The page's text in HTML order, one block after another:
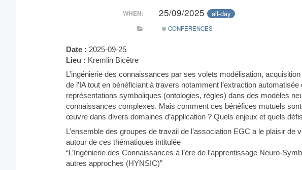
WHEN: 25/09/2025 all-day
CONFERENCES
Date : 2025-09-25
Lieu : Kremlin Bicêtre
L’ingénierie des connaissances par ses volets modélisation,
de l’IA tout en bénéficiant à travers notamment l’extraction
représentations symboliques (ontologies, règles) dans des modèles
connaissances complexes. Mais comment ces bénéfices mutuels
œuvre dans divers domaines d’application ? Quels enjeux et quels
L’ensemble des groupes de travail de l’association EGC a le plaisir de
autour de ces thématiques intitulée
“L’Ingénierie des Connaissances à l’ère de l’apprentissage Neuro-
autres approches (HYNSIC)”